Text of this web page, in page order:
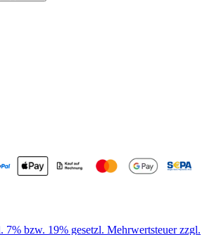
7% bzw. 19% gesetzl. Mehrwertsteuer zzgl.